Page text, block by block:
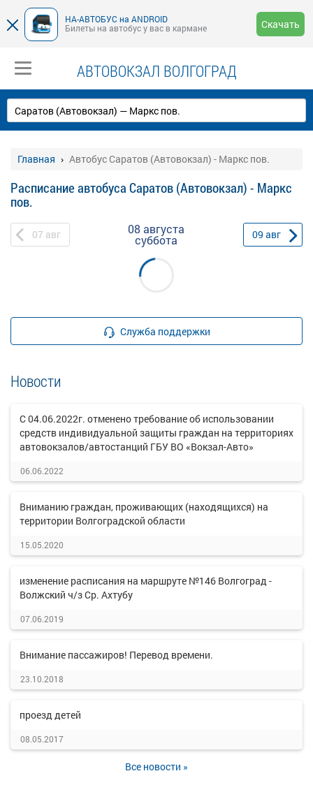
НА-АВТОБУС на ANDROID
Билеты на автобус у вас в кармане
Скачать
АВТОВОКЗАЛ ВОЛГОГРАД
Главная Автобус Саратов (Автовокзал) - Маркс пов.
Расписание автобуса Саратов (Автовокзал) - Маркс
пов.
07 авг 08 августа
суббота 09 авг
Служба поддержки
Новости
С 04.06.2022г. отменено требование об использовании
средств индивидуальной защиты граждан на территориях
автовокзалов/автостанций ГБУ ВО «Вокзал-Авто»
06.06.2022
Вниманию граждан, проживающих (находящихся) на
территории Волгоградской области
15.05.2020
изменение расписания на маршруте №146 Волгоград -
Волжский ч/з Ср. Ахтубу
07.06.2019
Внимание пассажиров! Перевод времени.
23.10.2018
проезд детей
08.05.2017
Все новости »